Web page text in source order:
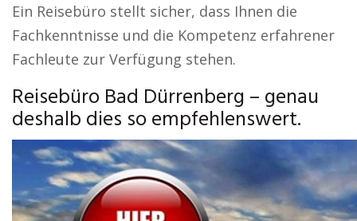
Ein Reisebüro stellt sicher, dass Ihnen die
Fachkenntnisse und die Kompetenz erfahrener
Fachleute zur Verfügung stehen.
Reisebüro Bad Dürrenberg – genau
deshalb dies so empfehlenswert.